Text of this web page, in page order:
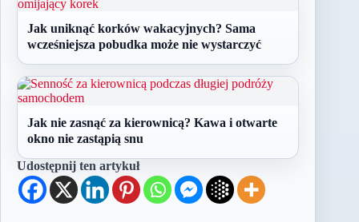
Jak uniknąć korków wakacyjnych? Sama
wcześniejsza pobudka może nie wystarczyć
Jak nie zasnąć za kierownicą? Kawa i otwarte
okno nie zastąpią snu
Udostępnij ten artykuł